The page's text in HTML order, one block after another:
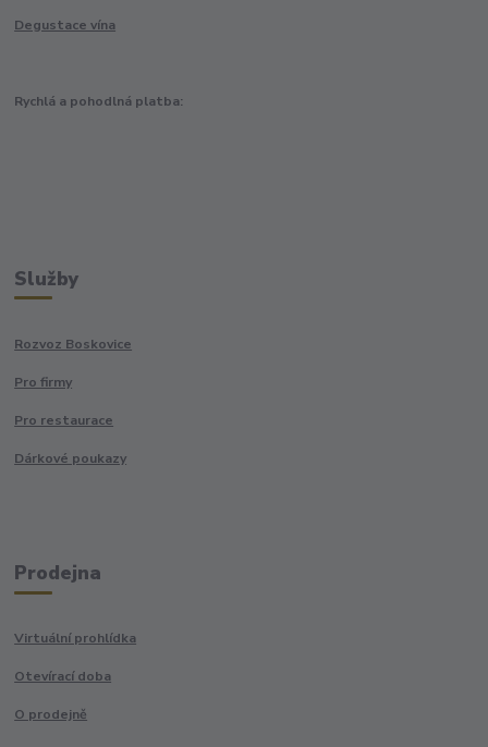
Degustace vína
Rychlá a pohodlná platba:
Služby
Rozvoz Boskovice
Pro firmy
Pro restaurace
Dárkové poukazy
Prodejna
Virtuální prohlídka
Otevírací doba
O prodejně